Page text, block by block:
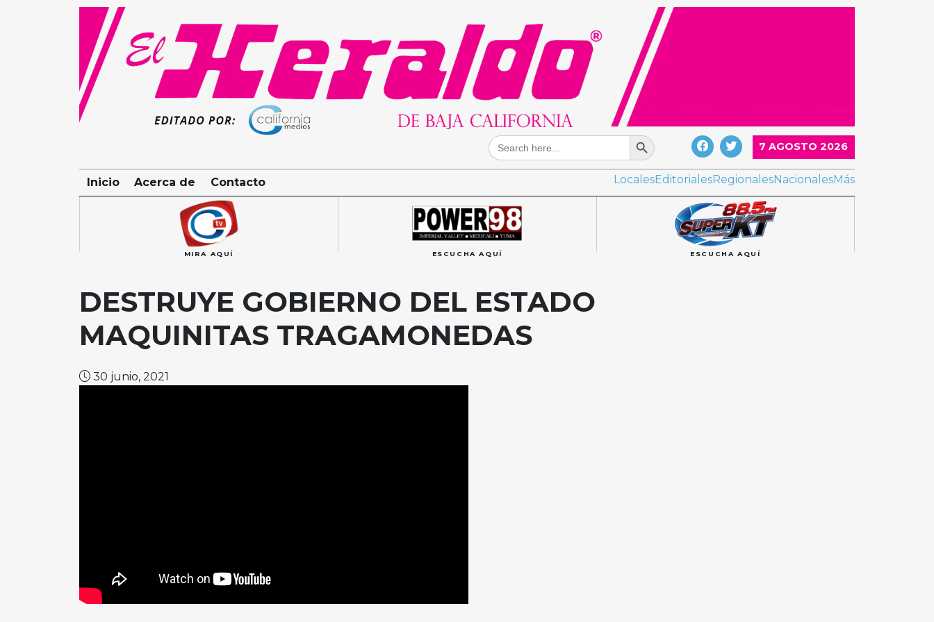
Search
for:
Search Button
7 AGOSTO 2026
LocalesEditorialesRegionalesNacionalesMás
Inicio Acerca de Contacto
MIRA AQUÍ ESCUCHA AQUÍ ESCUCHA AQUÍ
DESTRUYE GOBIERNO DEL ESTADO
MAQUINITAS TRAGAMONEDAS
30 junio, 2021